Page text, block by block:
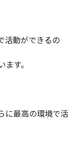
活動ができるの
す。
に最高の環境で活